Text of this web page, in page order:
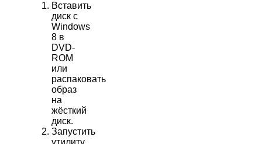
Вставить
диск с
Windows
8 в
DVD-
ROM
или
распаковать
образ
на
жёсткий
диск.
Запустить
утилиту